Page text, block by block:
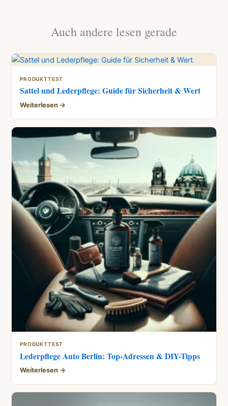
Auch andere lesen gerade
PRODUKTTEST
Sattel und Lederpflege: Guide für Sicherheit & Wert
Weiterlesen →
PRODUKTTEST
Lederpflege Auto Berlin: Top-Adressen & DIY-Tipps
Weiterlesen →